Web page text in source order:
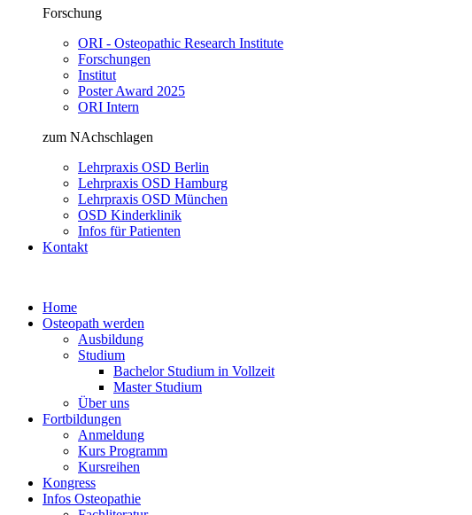
Forschung
ORI - Osteopathic Research Institute
Forschungen
Institut
Poster Award 2025
ORI Intern
zum NAchschlagen
Lehrpraxis OSD Berlin
Lehrpraxis OSD Hamburg
Lehrpraxis OSD München
OSD Kinderklinik
Infos für Patienten
Kontakt
Home
Osteopath werden
Ausbildung
Studium
Bachelor Studium in Vollzeit
Master Studium
Über uns
Fortbildungen
Anmeldung
Kurs Programm
Kursreihen
Kongress
Infos Osteopathie